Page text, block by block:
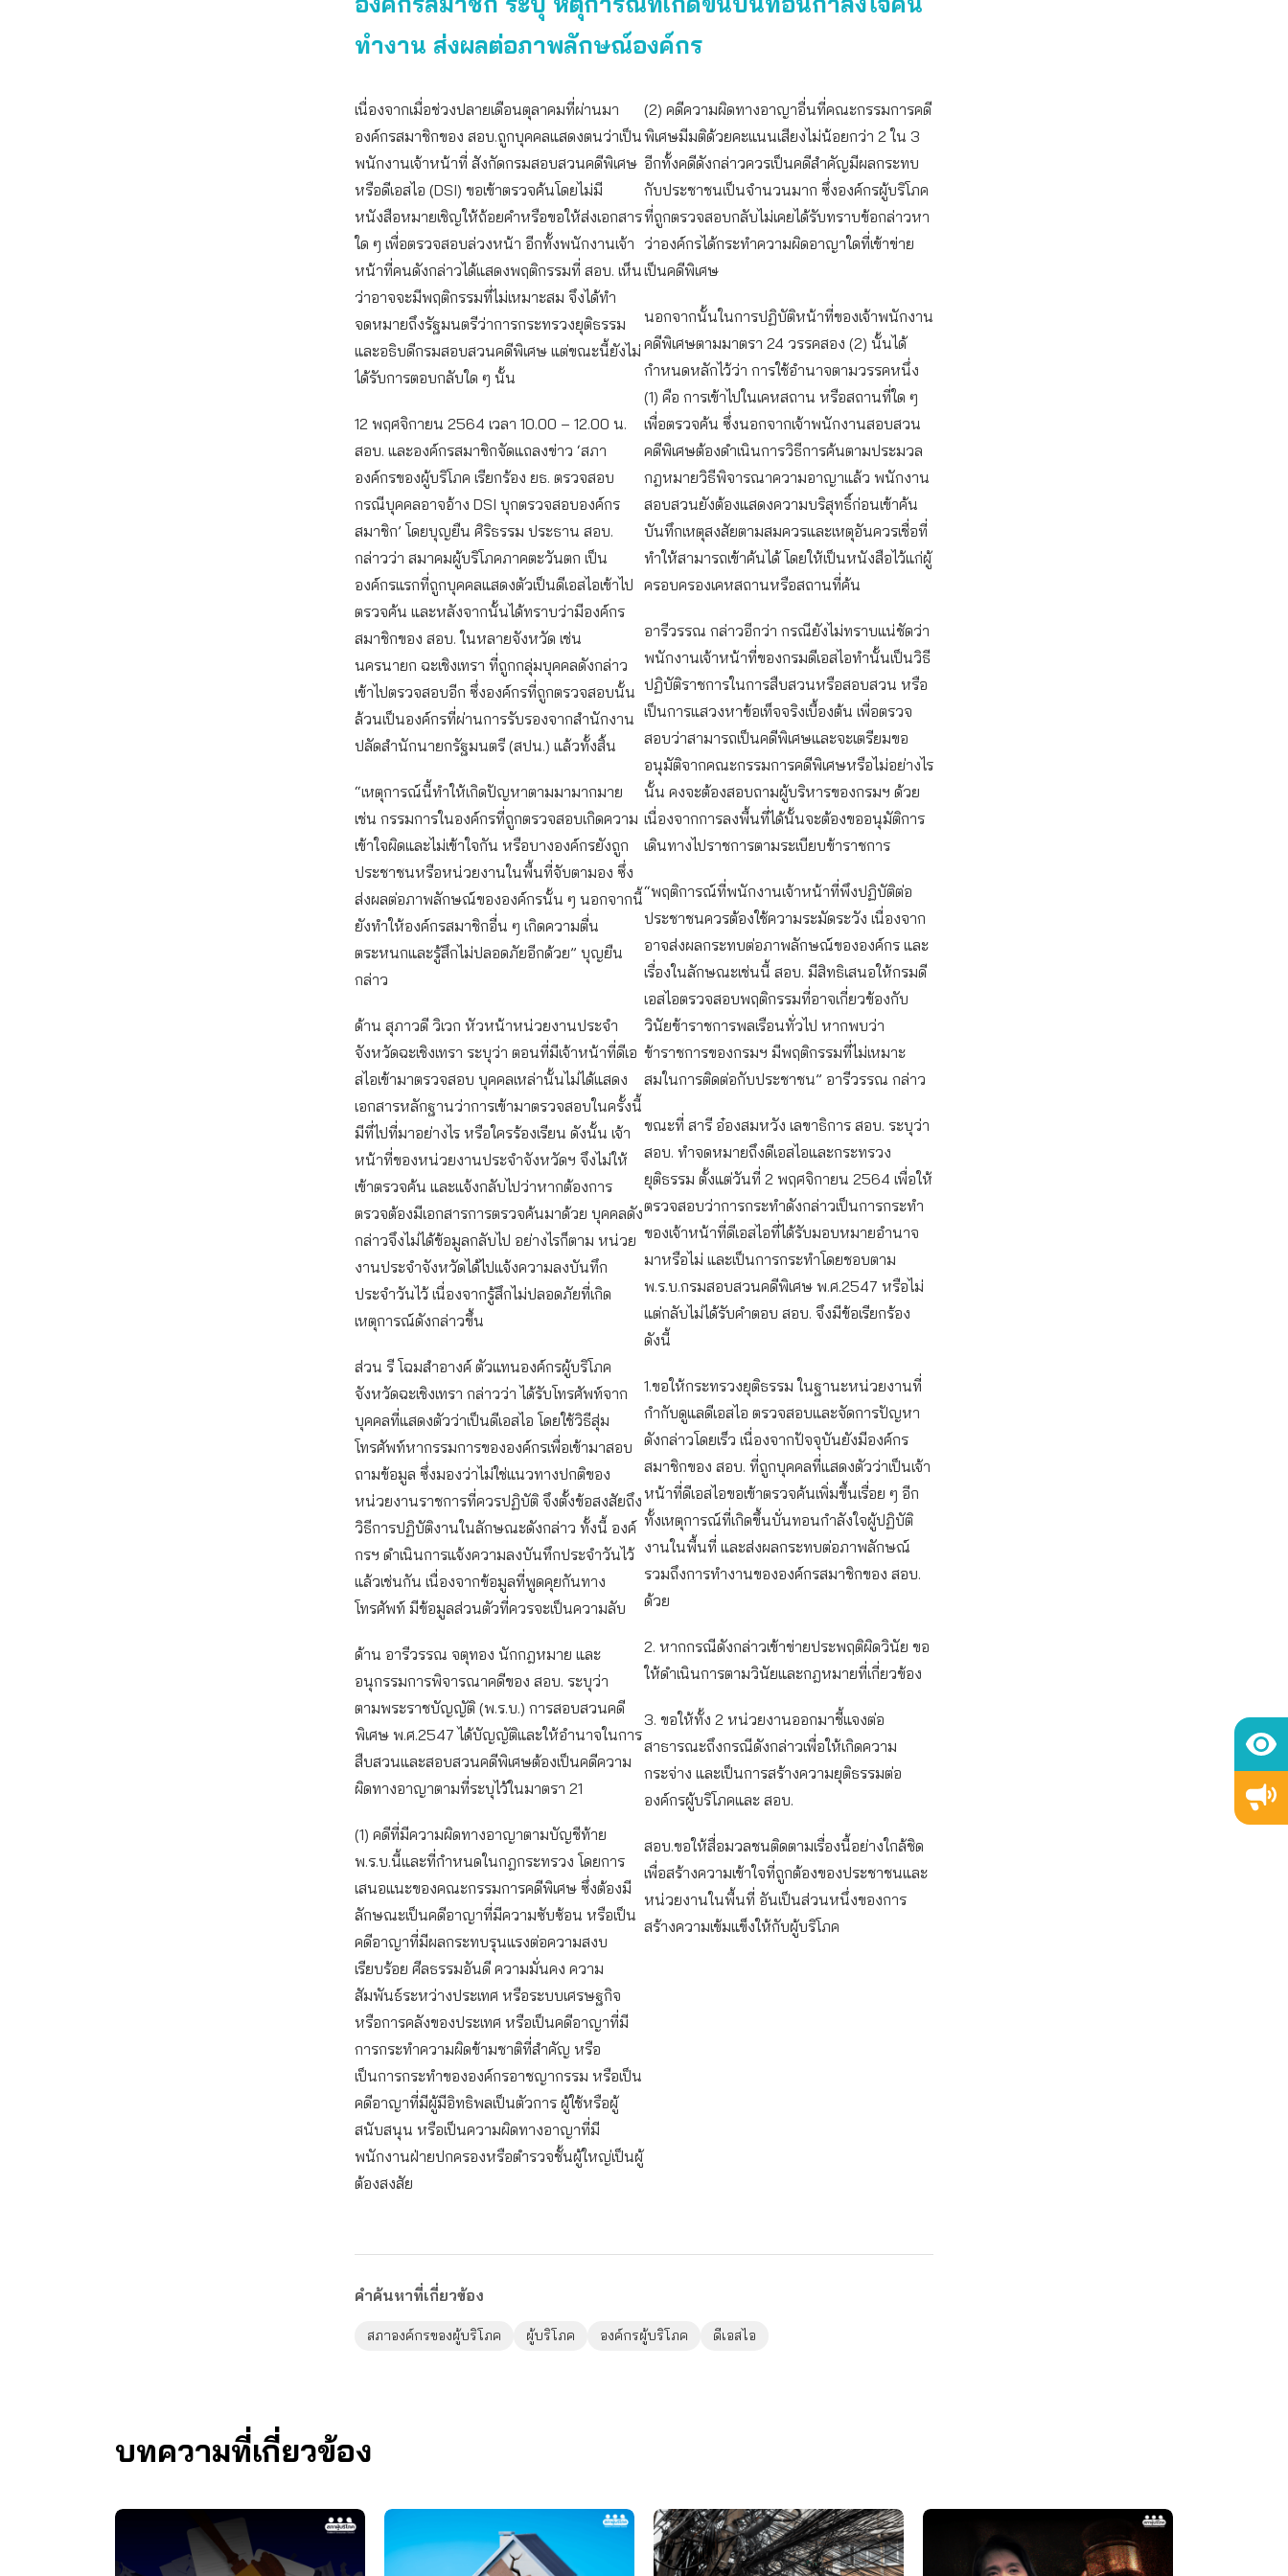
ทำงาน ส่งผลต่อภาพลักษณ์องค์กร
เนื่องจากเมื่อช่วงปลายเดือนตุลาคมที่ผ่านมา
องค์กรสมาชิกของ สอบ.ถูกบุคคลแสดงตนว่าเป็น
พนักงานเจ้าหน้าที่ สังกัดกรมสอบสวนคดีพิเศษ
หรือดีเอสไอ (DSI) ขอเข้าตรวจค้นโดยไม่มี
หนังสือหมายเชิญให้ถ้อยคำหรือขอให้ส่งเอกสาร
ใด ๆ เพื่อตรวจสอบล่วงหน้า อีกทั้งพนักงานเจ้า
หน้าที่คนดังกล่าวได้แสดงพฤติกรรมที่ สอบ. เห็น
ว่าอาจจะมีพฤติกรรมที่ไม่เหมาะสม จึงได้ทำ
จดหมายถึงรัฐมนตรีว่าการกระทรวงยุติธรรม
และอธิบดีกรมสอบสวนคดีพิเศษ แต่ขณะนี้ยังไม่
ได้รับการตอบกลับใด ๆ นั้น
12 พฤศจิกายน 2564 เวลา 10.00 – 12.00 น.
สอบ. และองค์กรสมาชิกจัดแถลงข่าว ‘สภา
องค์กรของผู้บริโภค เรียกร้อง ยธ. ตรวจสอบ
กรณีบุคคลอาจอ้าง DSI บุกตรวจสอบองค์กร
สมาชิก’ โดยบุญยืน ศิริธรรม ประธาน สอบ.
กล่าวว่า สมาคมผู้บริโภคภาคตะวันตก เป็น
องค์กรแรกที่ถูกบุคคลแสดงตัวเป็นดีเอสไอเข้าไป
ตรวจค้น และหลังจากนั้นได้ทราบว่ามีองค์กร
สมาชิกของ สอบ. ในหลายจังหวัด เช่น
นครนายก ฉะเชิงเทรา ที่ถูกกลุ่มบุคคลดังกล่าว
เข้าไปตรวจสอบอีก ซึ่งองค์กรที่ถูกตรวจสอบนั้น
ล้วนเป็นองค์กรที่ผ่านการรับรองจากสำนักงาน
ปลัดสำนักนายกรัฐมนตรี (สปน.) แล้วทั้งสิ้น
“เหตุการณ์นี้ทำให้เกิดปัญหาตามมามากมาย
เช่น กรรมการในองค์กรที่ถูกตรวจสอบเกิดความ
เข้าใจผิดและไม่เข้าใจกัน หรือบางองค์กรยังถูก
ประชาชนหรือหน่วยงานในพื้นที่จับตามอง ซึ่ง
ส่งผลต่อภาพลักษณ์ขององค์กรนั้น ๆ นอกจากนี้
ยังทำให้องค์กรสมาชิกอื่น ๆ เกิดความตื่น
ตระหนกและรู้สึกไม่ปลอดภัยอีกด้วย” บุญยืน
กล่าว
ด้าน สุภาวดี วิเวก หัวหน้าหน่วยงานประจำ
จังหวัดฉะเชิงเทรา ระบุว่า ตอนที่มีเจ้าหน้าที่ดีเอ
สไอเข้ามาตรวจสอบ บุคคลเหล่านั้นไม่ได้แสดง
เอกสารหลักฐานว่าการเข้ามาตรวจสอบในครั้งนี้
มีที่ไปที่มาอย่างไร หรือใครร้องเรียน ดังนั้น เจ้า
หน้าที่ของหน่วยงานประจำจังหวัดฯ จึงไม่ให้
เข้าตรวจค้น และแจ้งกลับไปว่าหากต้องการ
ตรวจต้องมีเอกสารการตรวจค้นมาด้วย บุคคลดัง
กล่าวจึงไม่ได้ข้อมูลกลับไป อย่างไรก็ตาม หน่วย
งานประจำจังหวัดได้ไปแจ้งความลงบันทึก
ประจำวันไว้ เนื่องจากรู้สึกไม่ปลอดภัยที่เกิด
เหตุการณ์ดังกล่าวขึ้น
ส่วน รี โฉมสำอางค์ ตัวแทนองค์กรผู้บริโภค
จังหวัดฉะเชิงเทรา กล่าวว่า ได้รับโทรศัพท์จาก
บุคคลที่แสดงตัวว่าเป็นดีเอสไอ โดยใช้วิธีสุ่ม
โทรศัพท์หากรรมการขององค์กรเพื่อเข้ามาสอบ
ถามข้อมูล ซึ่งมองว่าไม่ใช่แนวทางปกติของ
หน่วยงานราชการที่ควรปฏิบัติ จึงตั้งข้อสงสัยถึง
วิธีการปฏิบัติงานในลักษณะดังกล่าว ทั้งนี้ องค์
กรฯ ดำเนินการแจ้งความลงบันทึกประจำวันไว้
แล้วเช่นกัน เนื่องจากข้อมูลที่พูดคุยกันทาง
โทรศัพท์ มีข้อมูลส่วนตัวที่ควรจะเป็นความลับ
ด้าน อารีวรรณ จตุทอง นักกฎหมาย และ
อนุกรรมการพิจารณาคดีของ สอบ. ระบุว่า
ตามพระราชบัญญัติ (พ.ร.บ.) การสอบสวนคดี
พิเศษ พ.ศ.2547 ได้บัญญัติและให้อำนาจในการ
สืบสวนและสอบสวนคดีพิเศษต้องเป็นคดีความ
ผิดทางอาญาตามที่ระบุไว้ในมาตรา 21
(1) คดีที่มีความผิดทางอาญาตามบัญชีท้าย
พ.ร.บ.นี้และที่กำหนดในกฎกระทรวง โดยการ
เสนอแนะของคณะกรรมการคดีพิเศษ ซึ่งต้องมี
ลักษณะเป็นคดีอาญาที่มีความซับซ้อน หรือเป็น
คดีอาญาที่มีผลกระทบรุนแรงต่อความสงบ
เรียบร้อย ศีลธรรมอันดี ความมั่นคง ความ
สัมพันธ์ระหว่างประเทศ หรือระบบเศรษฐกิจ
หรือการคลังของประเทศ หรือเป็นคดีอาญาที่มี
การกระทำความผิดข้ามชาติที่สำคัญ หรือ
เป็นการกระทำขององค์กรอาชญากรรม หรือเป็น
คดีอาญาที่มีผู้มีอิทธิพลเป็นตัวการ ผู้ใช้หรือผู้
สนับสนุน หรือเป็นความผิดทางอาญาที่มี
พนักงานฝ่ายปกครองหรือตำรวจชั้นผู้ใหญ่เป็นผู้
ต้องสงสัย
(2) คดีความผิดทางอาญาอื่นที่คณะกรรมการคดี
พิเศษมีมติด้วยคะแนนเสียงไม่น้อยกว่า 2 ใน 3
อีกทั้งคดีดังกล่าวควรเป็นคดีสำคัญมีผลกระทบ
กับประชาชนเป็นจำนวนมาก ซึ่งองค์กรผู้บริโภค
ที่ถูกตรวจสอบกลับไม่เคยได้รับทราบข้อกล่าวหา
ว่าองค์กรได้กระทำความผิดอาญาใดที่เข้าข่าย
เป็นคดีพิเศษ
นอกจากนั้นในการปฏิบัติหน้าที่ของเจ้าพนักงาน
คดีพิเศษตามมาตรา 24 วรรคสอง (2) นั้นได้
กำหนดหลักไว้ว่า การใช้อำนาจตามวรรคหนึ่ง
(1) คือ การเข้าไปในเคหสถาน หรือสถานที่ใด ๆ
เพื่อตรวจค้น ซึ่งนอกจากเจ้าพนักงานสอบสวน
คดีพิเศษต้องดำเนินการวิธีการค้นตามประมวล
กฎหมายวิธีพิจารณาความอาญาแล้ว พนักงาน
สอบสวนยังต้องแสดงความบริสุทธิ์ก่อนเข้าค้น
บันทึกเหตุสงสัยตามสมควรและเหตุอันควรเชื่อที่
ทำให้สามารถเข้าค้นได้ โดยให้เป็นหนังสือไว้แก่ผู้
ครอบครองเคหสถานหรือสถานที่ค้น
อารีวรรณ กล่าวอีกว่า กรณียังไม่ทราบแน่ชัดว่า
พนักงานเจ้าหน้าที่ของกรมดีเอสไอทำนั้นเป็นวิธี
ปฏิบัติราชการในการสืบสวนหรือสอบสวน หรือ
เป็นการแสวงหาข้อเท็จจริงเบื้องต้น เพื่อตรวจ
สอบว่าสามารถเป็นคดีพิเศษและจะเตรียมขอ
อนุมัติจากคณะกรรมการคดีพิเศษหรือไม่อย่างไร
นั้น คงจะต้องสอบถามผู้บริหารของกรมฯ ด้วย
เนื่องจากการลงพื้นที่ได้นั้นจะต้องขออนุมัติการ
เดินทางไปราชการตามระเบียบข้าราชการ
“พฤติการณ์ที่พนักงานเจ้าหน้าที่พึงปฏิบัติต่อ
ประชาชนควรต้องใช้ความระมัดระวัง เนื่องจาก
อาจส่งผลกระทบต่อภาพลักษณ์ขององค์กร และ
เรื่องในลักษณะเช่นนี้ สอบ. มีสิทธิเสนอให้กรมดี
เอสไอตรวจสอบพฤติกรรมที่อาจเกี่ยวข้องกับ
วินัยข้าราชการพลเรือนทั่วไป หากพบว่า
ข้าราชการของกรมฯ มีพฤติกรรมที่ไม่เหมาะ
สมในการติดต่อกับประชาชน” อารีวรรณ กล่าว
ขณะที่ สารี อ๋องสมหวัง เลขาธิการ สอบ. ระบุว่า
สอบ. ทำจดหมายถึงดีเอสไอและกระทรวง
ยุติธรรม ตั้งแต่วันที่ 2 พฤศจิกายน 2564 เพื่อให้
ตรวจสอบว่าการกระทำดังกล่าวเป็นการกระทำ
ของเจ้าหน้าที่ดีเอสไอที่ได้รับมอบหมายอำนาจ
มาหรือไม่ และเป็นการกระทำโดยชอบตาม
พ.ร.บ.กรมสอบสวนคดีพิเศษ พ.ศ.2547 หรือไม่
แต่กลับไม่ได้รับคำตอบ สอบ. จึงมีข้อเรียกร้อง
ดังนี้
1.ขอให้กระทรวงยุติธรรม ในฐานะหน่วยงานที่
กำกับดูแลดีเอสไอ ตรวจสอบและจัดการปัญหา
ดังกล่าวโดยเร็ว เนื่องจากปัจจุบันยังมีองค์กร
สมาชิกของ สอบ. ที่ถูกบุคคลที่แสดงตัวว่าเป็นเจ้า
หน้าที่ดีเอสไอขอเข้าตรวจค้นเพิ่มขึ้นเรื่อย ๆ อีก
ทั้งเหตุการณ์ที่เกิดขึ้นบั่นทอนกำลังใจผู้ปฏิบัติ
งานในพื้นที่ และส่งผลกระทบต่อภาพลักษณ์
รวมถึงการทำงานขององค์กรสมาชิกของ สอบ.
ด้วย
2. หากกรณีดังกล่าวเข้าข่ายประพฤติผิดวินัย ขอ
ให้ดำเนินการตามวินัยและกฎหมายที่เกี่ยวข้อง
3. ขอให้ทั้ง 2 หน่วยงานออกมาชี้แจงต่อ
สาธารณะถึงกรณีดังกล่าวเพื่อให้เกิดความ
กระจ่าง และเป็นการสร้างความยุติธรรมต่อ
องค์กรผู้บริโภคและ สอบ.
สอบ.ขอให้สื่อมวลชนติดตามเรื่องนี้อย่างใกล้ชิด
เพื่อสร้างความเข้าใจที่ถูกต้องของประชาชนและ
หน่วยงานในพื้นที่ อันเป็นส่วนหนึ่งของการ
สร้างความเข้มแข็งให้กับผู้บริโภค
คำค้นหาที่เกี่ยวข้อง
สภาองค์กรของผู้บริโภค ผู้บริโภค องค์กรผู้บริโภค ดีเอสไอ
บทความที่เกี่ยวข้อง